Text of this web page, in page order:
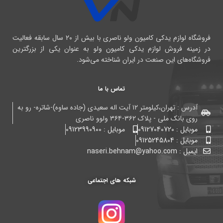
فروشگاه لوازم یدکی کامیون ولو ناصری با بیش از ۲۰ سال سابقه فعالیت
در زمینه فروش لوازم یدکی کامیون ولو به عنوان یکی از بزرگترین
فروشگاه‌های این صنعت در ایران شناخته می‌شود.
تماس با ما
آدرس : تهران،کیلومتر ۱۲ آیت اله سعیدی (جاده ساوه)-شاتره- رو به
روی بانک ملی - پلاک ۳۶۲-۳۶۴ ولوو ناصری
موبایل : 09127040720
موبایل : 09123990900
موبایل : 09125245804
ایمیل : naseri.behnam@yahoo.com
شبکه های اجتماعی